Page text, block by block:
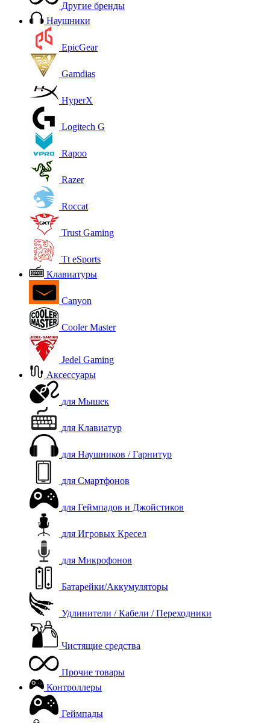
Другие бренды
Наушники
EpicGear
Gamdias
HyperX
Logitech G
Rapoo
Razer
Roccat
Trust Gaming
Tt eSports
Клавиатуры
Canyon
Cooler Master
Jedel Gaming
Аксессуары
для Мышек
для Клавиатур
для Наушников / Гарнитур
для Смартфонов
для Геймпадов и Джойстиков
для Игровых Кресел
для Микрофонов
Батарейки/Аккумуляторы
Удлинители / Кабели / Переходники
Чистящие средства
Прочие товары
Контроллеры
Геймпады